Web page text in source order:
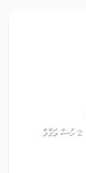
2 ހުސް މަޤާމް